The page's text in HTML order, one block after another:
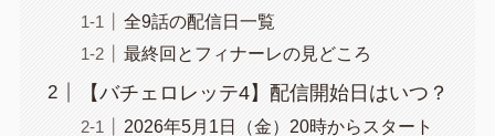
全9話の配信日一覧
最終回とフィナーレの見どころ
【バチェロレッテ4】配信開始日はいつ？
2026年5月1日（金）20時からスタート